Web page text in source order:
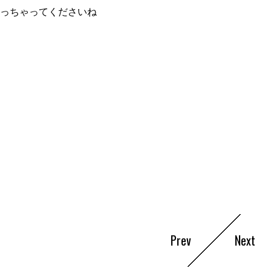
ちゃってくださいね
Prev Next